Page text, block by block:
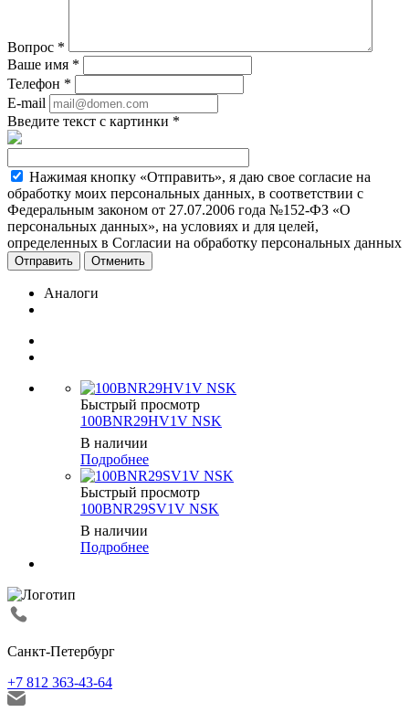
Вопрос *
Ваше имя *
Телефон *
E-mail
Введите текст с картинки *
Нажимая кнопку «Отправить», я даю свое согласие на
обработку моих персональных данных, в соответствии с
Федеральным законом от 27.07.2006 года №152-ФЗ «О
персональных данных», на условиях и для целей,
определенных в Согласии на обработку персональных данных
Отменить
Аналоги
Быстрый просмотр
100BNR29HV1V NSK
В наличии
Подробнее
Быстрый просмотр
100BNR29SV1V NSK
В наличии
Подробнее
Санкт-Петербург
+7 812 363-43-64